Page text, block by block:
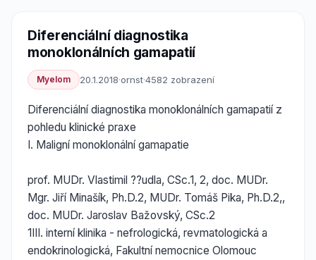
Diferenciální diagnostika
monoklonálních gamapatií
Myelom 20.1.2018·ornst·4582 zobrazení
Diferenciální diagnostika monoklonálních gamapatií z
pohledu klinické praxe
I. Maligní monoklonální gamapatie
prof. MUDr. Vlastimil ??udla, CSc.1, 2, doc. MUDr.
Mgr. Jiří Minašík, Ph.D.2, MUDr. Tomáš Pika, Ph.D.2,,
doc. MUDr. Jaroslav Bažovský, CSc.2
1III. interní klinika - nefrologická, revmatologická a
endokrinologická, Fakultní nemocnice Olomouc